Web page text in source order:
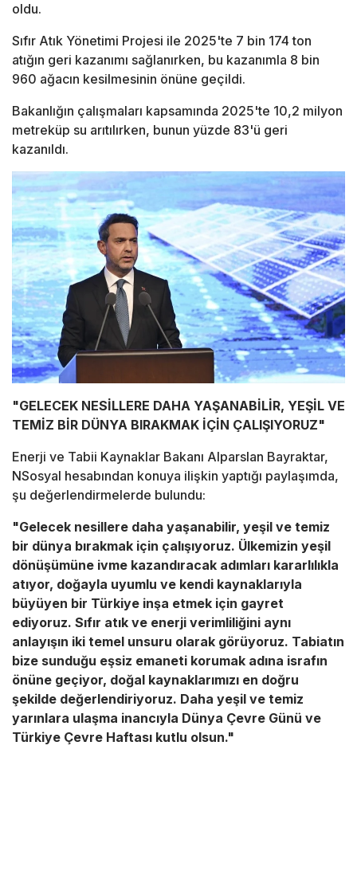
oldu.
Sıfır Atık Yönetimi Projesi ile 2025'te 7 bin 174 ton
atığın geri kazanımı sağlanırken, bu kazanımla 8 bin
960 ağacın kesilmesinin önüne geçildi.
Bakanlığın çalışmaları kapsamında 2025'te 10,2 milyon
metreküp su arıtılırken, bunun yüzde 83'ü geri
kazanıldı.
"GELECEK NESİLLERE DAHA YAŞANABİLİR, YEŞİL VE
TEMİZ BİR DÜNYA BIRAKMAK İÇİN ÇALIŞIYORUZ"
Enerji ve Tabii Kaynaklar Bakanı Alparslan Bayraktar,
NSosyal hesabından konuya ilişkin yaptığı paylaşımda,
şu değerlendirmelerde bulundu:
"Gelecek nesillere daha yaşanabilir, yeşil ve temiz
bir dünya bırakmak için çalışıyoruz. Ülkemizin yeşil
dönüşümüne ivme kazandıracak adımları kararlılıkla
atıyor, doğayla uyumlu ve kendi kaynaklarıyla
büyüyen bir Türkiye inşa etmek için gayret
ediyoruz. Sıfır atık ve enerji verimliliğini aynı
anlayışın iki temel unsuru olarak görüyoruz. Tabiatın
bize sunduğu eşsiz emaneti korumak adına israfın
önüne geçiyor, doğal kaynaklarımızı en doğru
şekilde değerlendiriyoruz. Daha yeşil ve temiz
yarınlara ulaşma inancıyla Dünya Çevre Günü ve
Türkiye Çevre Haftası kutlu olsun."